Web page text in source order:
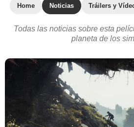
Home Noticias Tráilers y
Todas las noticias sobre esta
planeta de los